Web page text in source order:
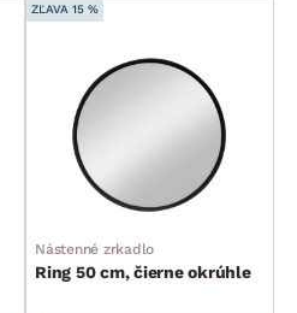
ZĽAVA 15 %
Nástenné zrkadlo
Ring 50 cm, čierne okrúhle